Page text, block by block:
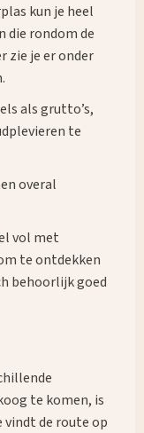
kun je heel
die rondom de
zie je er onder
als grutto’s,
te
overal
vol met
te ontdekken
behoorlijk goed
te komen, is
vindt de route op